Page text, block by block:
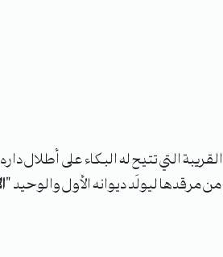
التي تتيح له البكاء على أطلال
ليولَد ديوانه الأول والوحيد "